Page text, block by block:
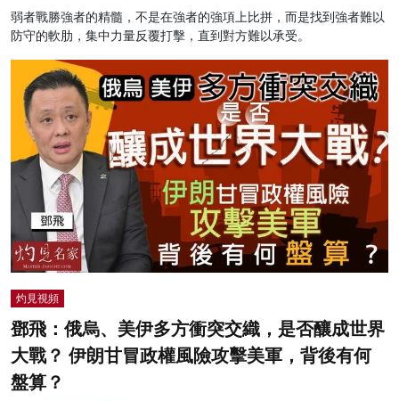
弱者戰勝強者的精髓，不是在強者的強項上比拼，而是找到強者難以
防守的軟肋，集中力量反覆打擊，直到對方難以承受。
灼見視頻
鄧飛：俄烏、美伊多方衝突交織，是否釀成世界
大戰？ 伊朗甘冒政權風險攻擊美軍，背後有何
盤算？